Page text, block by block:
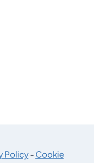
Policy-Cookie